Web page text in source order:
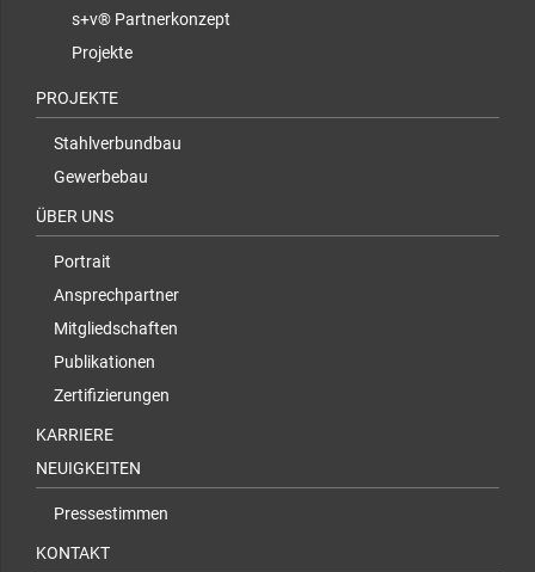
s+v® Partnerkonzept
Projekte
PROJEKTE
Stahlverbundbau
Gewerbebau
ÜBER UNS
Portrait
Ansprechpartner
Mitgliedschaften
Publikationen
Zertifizierungen
KARRIERE
NEUIGKEITEN
Pressestimmen
KONTAKT